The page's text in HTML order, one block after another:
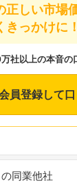
正しい市場
きっかけに！
社以上の本音の
員登録して
同業他社